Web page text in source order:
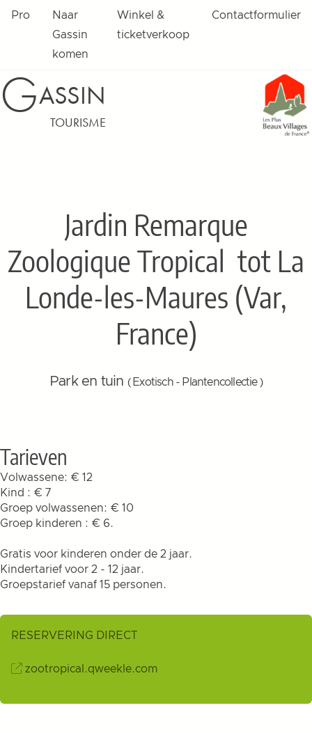
Pro
Naar
Gassin
komen
Winkel &
ticketverkoop
Contactformulier
GASSIN
TOURISME
Jardin Remarque
Zoologique Tropical tot La
Londe-les-Maures (Var,
France)
Park en tuin ( Exotisch - Plantencollectie )
Tarieven
Volwassene: € 12
Kind : € 7
Groep volwassenen: € 10
Groep kinderen : € 6.
Gratis voor kinderen onder de 2 jaar.
Kindertarief voor 2 - 12 jaar.
Groepstarief vanaf 15 personen.
RESERVERING DIRECT
zootropical.qweekle.com